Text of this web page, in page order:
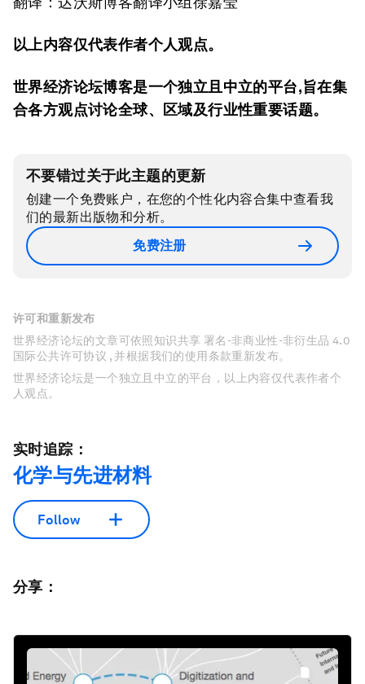
以上内容仅代表作者个人观点。
世界经济论坛博客是一个独立且中立的平台,旨在集
合各方观点讨论全球、区域及行业性重要话题。
不要错过关于此主题的更新
创建一个免费账户，在您的个性化内容合集中查看我
们的最新出版物和分析。
免费注册
许可和重新发布
世界经济论坛的文章可依照知识共享 署名-非商业性-非衍生品 4.0
国际公共许可协议 , 并根据我们的使用条款重新发布。
世界经济论坛是一个独立且中立的平台，以上内容仅代表作者个
人观点。
实时追踪：
化学与先进材料
Follow
分享：